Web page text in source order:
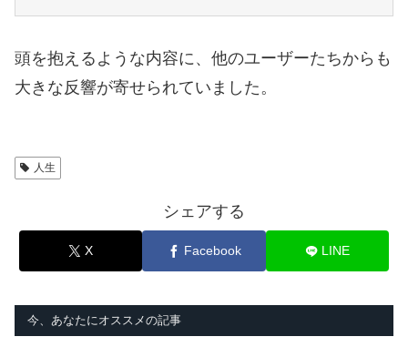
頭を抱えるような内容に、他のユーザーたちからも
大きな反響が寄せられていました。
人生
シェアする
X Facebook LINE
今、あなたにオススメの記事